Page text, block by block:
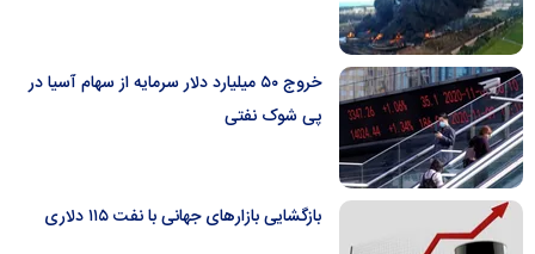
خروج ۵۰ میلیارد دلار سرمایه از سهام آسیا در
پی شوک نفتی
بازگشایی بازار‌های جهانی با نفت ۱۱۵ دلاری